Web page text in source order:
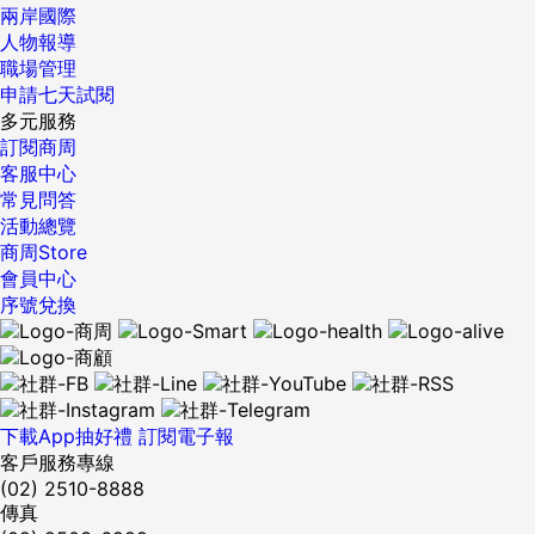
兩岸國際
人物報導
職場管理
申請七天試閱
多元服務
訂閱商周
客服中心
常見問答
活動總覽
商周Store
會員中心
序號兌換
下載App抽好禮 訂閱電子報
客戶服務專線
(02) 2510-8888
傳真